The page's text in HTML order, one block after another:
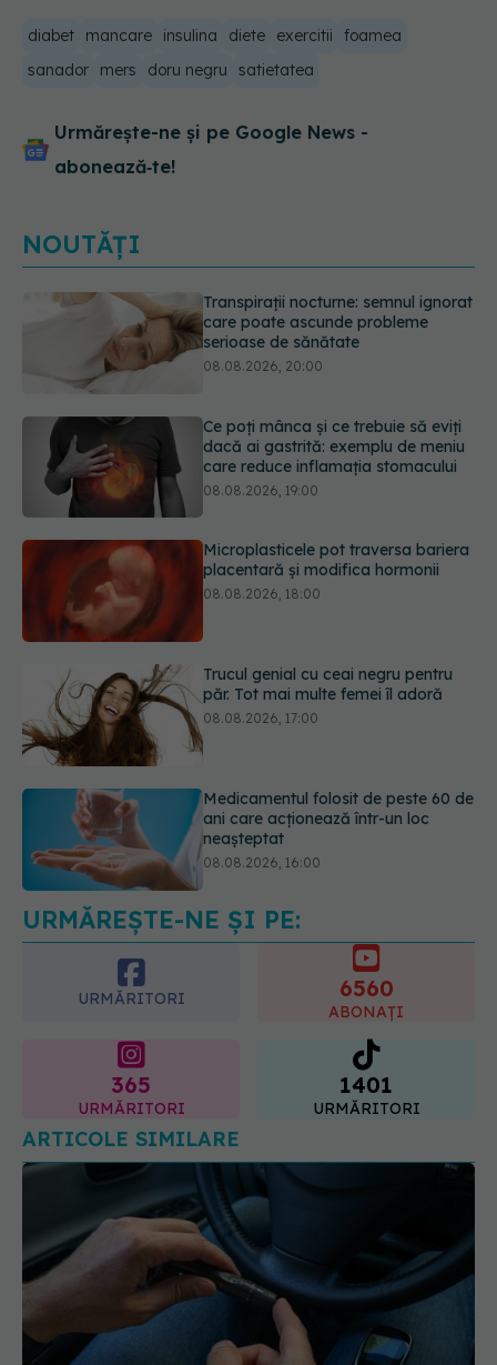
diabet mancare insulina diete exercitii
foamea
sanador
mers doru negru satietatea
Urmărește-ne și pe Google News -
abonează‑te!
NOUTĂȚI
Ce poți mânca și ce trebuie să eviți
dacă ai gastrită: exemplu de meniu
care reduce inflamația stomacului
Microplasticele pot traversa bariera
placentară și modifica hormonii
08.08.2026, 18:00
Trucul genial cu ceai negru pentru
păr. Tot mai multe femei îl adoră
Medicamentul folosit de peste 60 de
ani care acționează într-un loc
Transpirații nocturne: semnul ignorat
care poate ascunde probleme
serioase de sănătate
URMĂREȘTE-NE ȘI PE:
URMĂRITORI 6560
ABONAȚI
365
URMĂRITORI
1401
URMĂRITORI
ARTICOLE SIMILARE